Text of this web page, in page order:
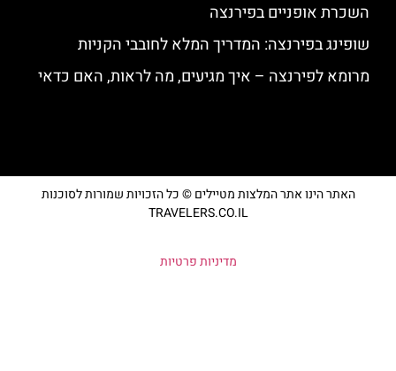
השכרת אופניים בפירנצה
שופינג בפירנצה: המדריך המלא לחובבי הקניות
מרומא לפירנצה – איך מגיעים, מה לראות, האם כדאי
האתר הינו אתר המלצות מטיילים © כל הזכויות שמורות לסוכנות
TRAVELERS.CO.IL
מדיניות פרטיות